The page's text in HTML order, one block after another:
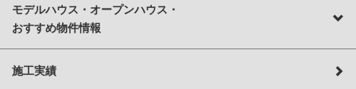
モデルハウス・オープンハウス・
おすすめ物件情報
施工実績